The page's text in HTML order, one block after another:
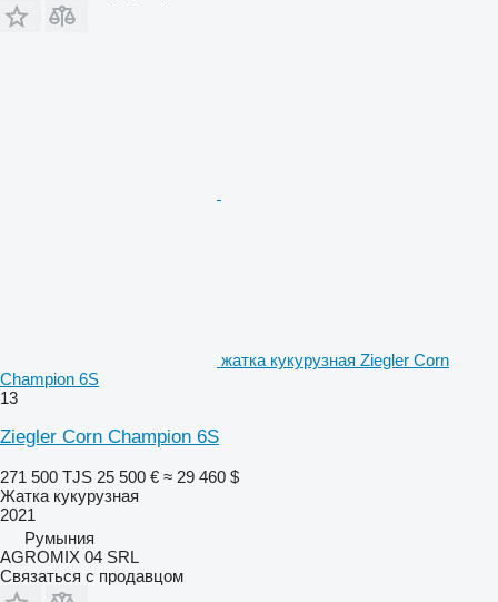
жатка кукурузная Ziegler Corn
Champion 6S
13
Ziegler Corn Champion 6S
271 500 TJS 25 500 € ≈ 29 460 $
Жатка кукурузная
2021
Румыния
AGROMIX 04 SRL
Связаться с продавцом